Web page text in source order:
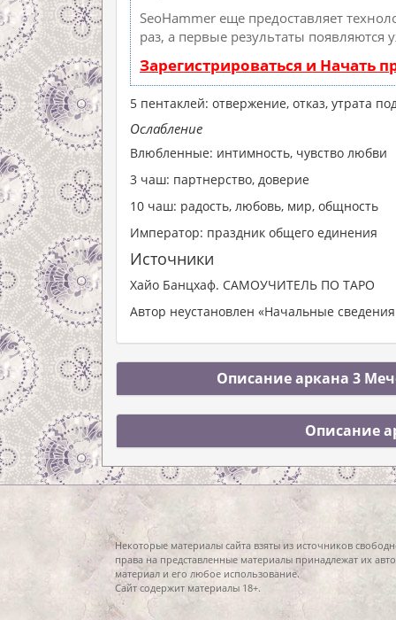
SeoHammer еще предоставляет
раз, а первые результаты
Зарегистрироваться и Начать
5 пентаклей: отвержение, отказ, утрата
Ослабление
Влюбленные: интимность, чувство любви
3 чаш: партнерство, доверие
10 чаш: радость, любовь, мир, общность
Император: праздник общего единения
Источники
Хайо Банцхаф. САМОУЧИТЕЛЬ ПО ТАРО
Автор неустановлен «Начальные
Описание аркана 3
Описание
Некоторые материалы сайта взяты из источников
права на представленные материалы принадлежат их
материал и его любое использование.
Сайт содержит материалы 18+.